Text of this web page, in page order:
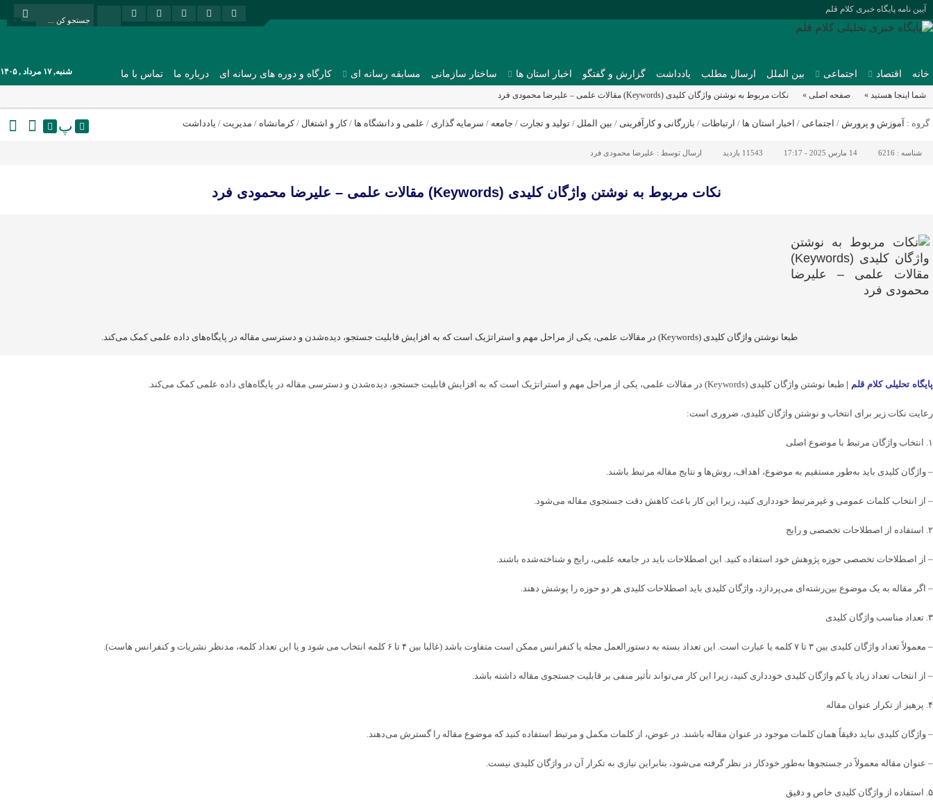
آیین نامه پایگاه خبری کلام قلم
خانه اقتصاد اجتماعی بین الملل ارسال مطلب یادداشت گزارش و گفتگو اخبار استان ها ساختار سازمانی مسابقه رسانه ای کارگاه و دوره های رسانه ای درباره ما تماس با ما شنبه, ۱۷ مرداد , ۱۴۰۵
شما اینجا هستید » صفحه اصلی » نکات مربوط به نوشتن واژگان کلیدی (Keywords) مقالات علمی – علیرضا محمودی فرد
گروه : آموزش و پرورش / اجتماعی / اخبار استان ها / ارتباطات / بازرگانی و کارآفرینی / بین الملل / تولید و تجارت / جامعه / سرمایه گذاری / علمی و دانشگاه ها /کار و اشتغال /کرمانشاه / مدیریت / یادداشت پ
شناسه : 6216 14 مارس 2025 - 17:17 11543 بازدید ارسال توسط : علیرضا محمودی فرد
نکات مربوط به نوشتن واژگان کلیدی (Keywords) مقالات علمی – علیرضا محمودی فرد
طبعا نوشتن واژگان کلیدی (Keywords) در مقالات علمی، یکی از مراحل مهم و استراتژیک است که به افزایش قابلیت جستجو، دیده‌شدن و دسترسی مقاله در پایگاه‌های داده علمی کمک می‌کند.
پایگاه تحلیلی کلام قلم | طبعا نوشتن واژگان کلیدی (Keywords) در مقالات علمی، یکی از مراحل مهم و استراتژیک است که به افزایش قابلیت جستجو، دیده‌شدن و دسترسی مقاله در پایگاه‌های داده علمی کمک می‌کند.
رعایت نکات زیر برای انتخاب و نوشتن واژگان کلیدی، ضروری است:
۱. انتخاب واژگان مرتبط با موضوع اصلی
– واژگان کلیدی باید به‌طور مستقیم به موضوع، اهداف، روش‌ها و نتایج مقاله مرتبط باشند.
– از انتخاب کلمات عمومی و غیرمرتبط خودداری کنید، زیرا این کار باعث کاهش دقت جستجوی مقاله می‌شود.
۲. استفاده از اصطلاحات تخصصی و رایج
– از اصطلاحات تخصصی حوزه پژوهش خود استفاده کنید. این اصطلاحات باید در جامعه علمی، رایج و شناخته‌شده باشند.
– اگر مقاله به یک موضوع بین‌رشته‌ای می‌پردازد، واژگان کلیدی باید اصطلاحات کلیدی هر دو حوزه را پوشش دهند.
۳. تعداد مناسب واژگان کلیدی
– معمولاً تعداد واژگان کلیدی بین ۳ تا ۷ کلمه یا عبارت است. این تعداد بسته به دستورالعمل مجله یا کنفرانس ممکن است متفاوت باشد (غالبا بین ۴ تا ۶ کلمه انتخاب می شود و یا این تعداد کلمه، مدنظر نشریات و کنفرانس هاست).
– از انتخاب تعداد زیاد یا کم واژگان کلیدی خودداری کنید، زیرا این کار می‌تواند تأثیر منفی بر قابلیت جستجوی مقاله داشته باشد.
۴. پرهیز از تکرار عنوان مقاله
– واژگان کلیدی نباید دقیقاً همان کلمات موجود در عنوان مقاله باشند. در عوض، از کلمات مکمل و مرتبط استفاده کنید که موضوع مقاله را گسترش می‌دهند.
– عنوان مقاله معمولاً در جستجوها به‌طور خودکار در نظر گرفته می‌شود، بنابراین نیازی به تکرار آن در واژگان کلیدی نیست.
۵. استفاده از واژگان کلیدی خاص و دقیق